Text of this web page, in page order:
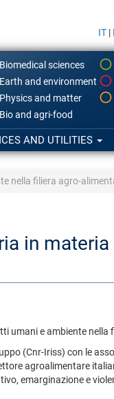
IT |
Biomedical sciences
Earth and environment
Physics and matter
Bio and agri-food
AND UTILITIES
nella filiera agro-
in
umani e ambiente nella
(Cnr-Iriss) con le
agroalimentare
emarginazione e